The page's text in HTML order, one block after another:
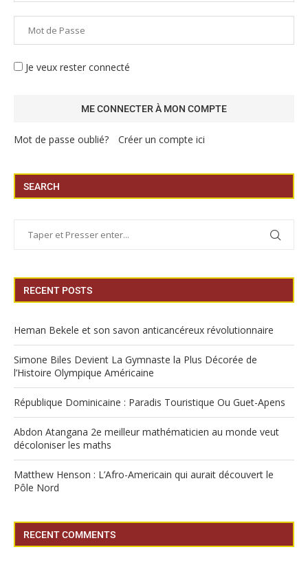
Je veux rester connecté
Mot de passe oublié? Créer un compte ici
SEARCH
RECENT POSTS
Heman Bekele et son savon anticancéreux révolutionnaire
Simone Biles Devient La Gymnaste la Plus Décorée de
l’Histoire Olympique Américaine
République Dominicaine : Paradis Touristique Ou Guet-Apens
Abdon Atangana 2e meilleur mathématicien au monde veut
décoloniser les maths
Matthew Henson : L’Afro-Americain qui aurait découvert le
Pôle Nord
RECENT COMMENTS